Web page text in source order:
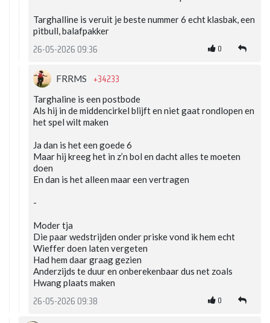
Targhalline is veruit je beste nummer 6 echt klasbak, een
pitbull, balafpakker
26-05-2026 09:36 0
FRRMS +34233
Targhaline is een postbode
Als hij in de middencirkel blijft en niet gaat rondlopen en
het spel wilt maken
Ja dan is het een goede 6
Maar hij kreeg het in z’n bol en dacht alles te moeten
doen
En dan is het alleen maar een vertragen
-
Moder tja
Die paar wedstrijden onder priske vond ik hem echt
Wieffer doen laten vergeten
Had hem daar graag gezien
Anderzijds te duur en onberekenbaar dus net zoals
Hwang plaats maken
26-05-2026 09:38 0